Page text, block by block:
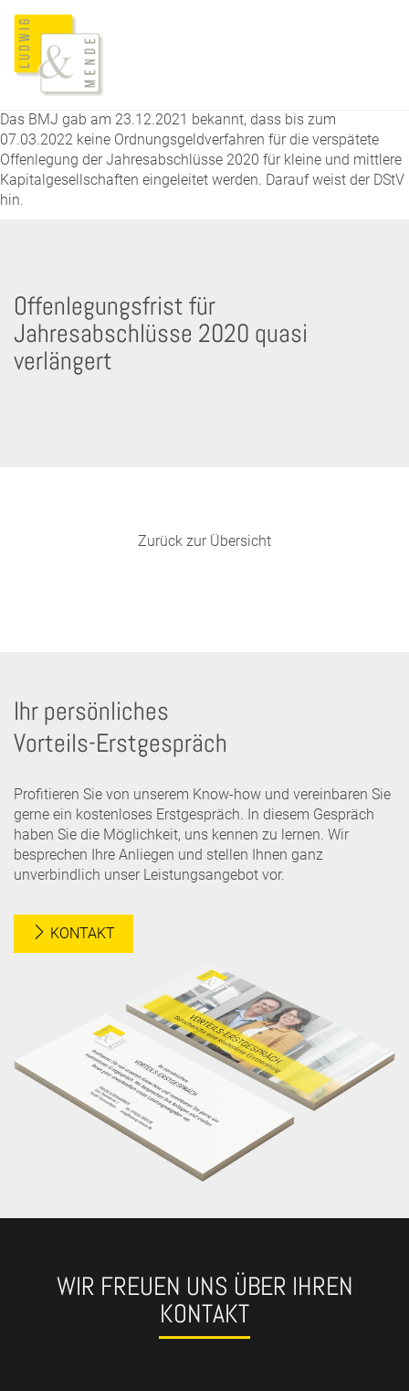
Das BMJ gab am 23.12.2021 bekannt, dass bis zum
07.03.2022 keine Ordnungsgeldverfahren für die verspätete
Offenlegung der Jahresabschlüsse 2020 für kleine und mittlere
Kapitalgesellschaften eingeleitet werden. Darauf weist der DStV
hin.
Offenlegungsfrist für
Jahresabschlüsse 2020 quasi
verlängert
Zurück zur Übersicht
Ihr persönliches
Vorteils-Erstgespräch
Profitieren Sie von unserem Know-how und vereinbaren Sie
gerne ein kostenloses Erstgespräch. In diesem Gespräch
haben Sie die Möglichkeit, uns kennen zu lernen. Wir
besprechen Ihre Anliegen und stellen Ihnen ganz
unverbindlich unser Leistungsangebot vor.
KONTAKT
WIR FREUEN UNS ÜBER IHREN
KONTAKT